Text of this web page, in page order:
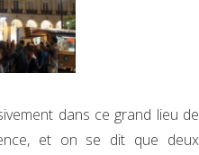
dans ce grand lieu de
et on se dit que deux